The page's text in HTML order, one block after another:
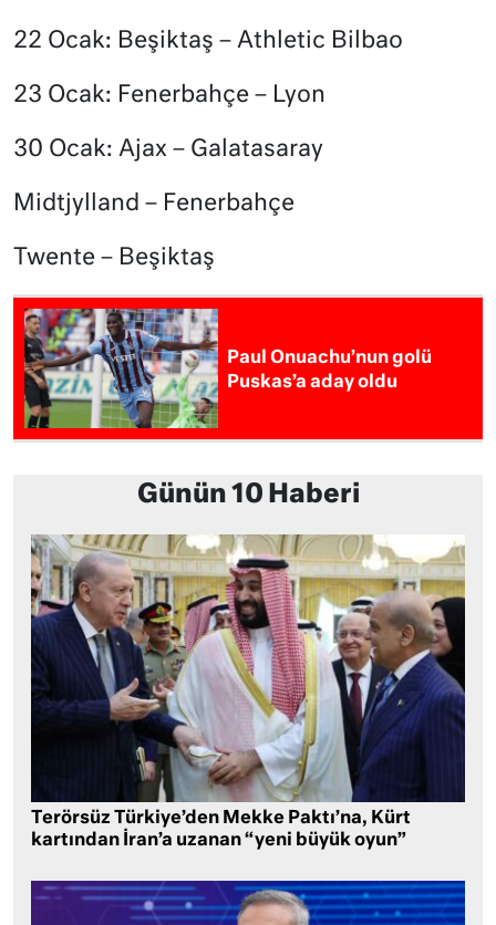
22 Ocak: Beşiktaş – Athletic Bilbao
23 Ocak: Fenerbahçe – Lyon
30 Ocak: Ajax – Galatasaray
Midtjylland – Fenerbahçe
Twente – Beşiktaş
Paul Onuachu’nun golü
Puskas’a aday oldu
Günün 10 Haberi
Terörsüz Türkiye’den Mekke Paktı’na, Kürt
kartından İran’a uzanan “yeni büyük oyun”